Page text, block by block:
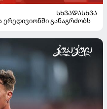
ᲡᲮᲕᲐᲓᲐᲡᲮᲕᲐ
ერედივიონში განაგრძობს